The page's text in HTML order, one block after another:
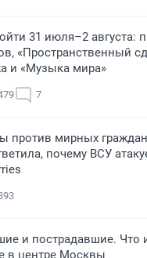
31 июля–2 августа:
«Пространственный
и «Музыка мира»
7
против мирных
почему ВСУ
и пострадавшие. Что
в центре Москвы